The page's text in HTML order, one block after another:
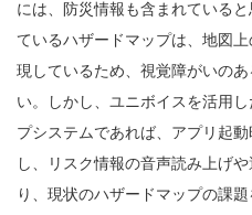
には、防災情報も含まれている
ているハザードマップは、地図
現しているため、視覚障がいの
い。しかし、ユニボイスを活用
プシステムであれば、アプリ起
し、リスク情報の音声読み上げ
り、現状のハザードマップの課